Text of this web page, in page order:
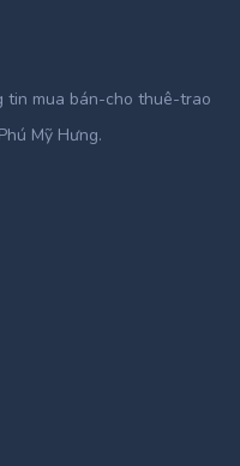
tin mua bán-cho thuê-trao
Mỹ Hưng.